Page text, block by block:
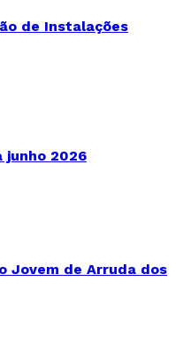
de Instalações
junho 2026
Jovem de Arruda dos